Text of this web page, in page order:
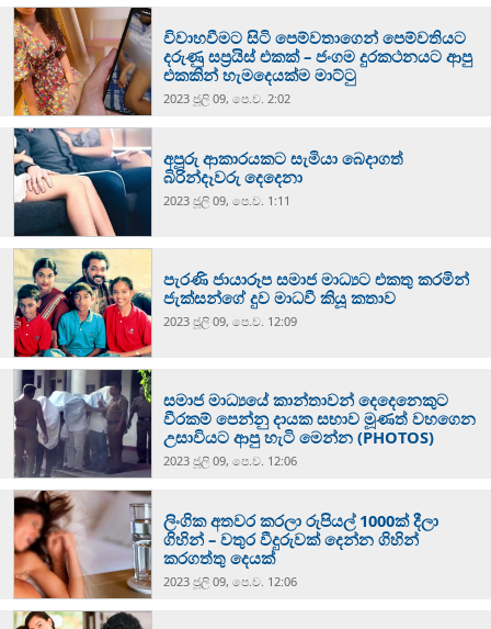
විවාහවීමට සිටි පෙම්වතාගෙන් පෙම්වතියට
දරුණු සප්‍රයිස් එකක් – ජංගම දුරකථනයට ආපු
එකකින් හැමදෙයක්ම මාට්ටු
2023 ජූලි 09, පෙ.ව. 2:02
අපූරු ආකාරයකට සැමියා බෙදාගත්
බිරින්දෑවරු දෙදෙනා
2023 ජූලි 09, පෙ.ව. 1:11
පැරණි ජායාරූප සමාජ මාධ්‍යට එකතු කරමින්
ජැක්සන්ගේ දුව මාධවී කියූ කතාව
2023 ජූලි 09, පෙ.ව. 12:09
සමාජ මාධ්‍යයේ කාන්තාවන් දෙදෙනෙකුට
වීරකම් පෙන්නු දායක සභාව මූණත් වහගෙන
උසාවියට ආපු හැටි මෙන්න (PHOTOS)
2023 ජූලි 09, පෙ.ව. 12:06
ලිංගික අතවර කරලා රුපියල් 1000ක් දීලා
ගිහින් – වතුර වීදුරුවක් දෙන්න ගිහින්
කරගත්තු දෙයක්
2023 ජූලි 09, පෙ.ව. 12:06